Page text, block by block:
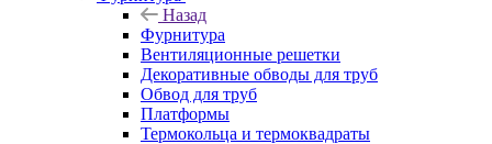
Назад
Фурнитура
Вентиляционные решетки
Декоративные обводы для труб
Обвод для труб
Платформы
Термокольца и термоквадраты